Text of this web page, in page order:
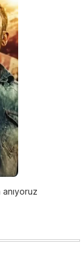
anıyoruz